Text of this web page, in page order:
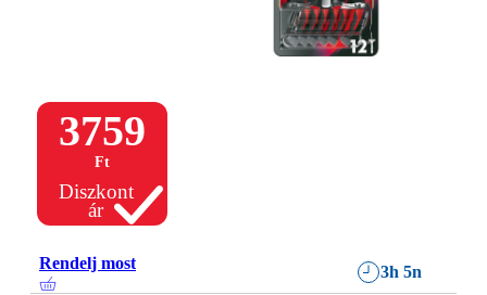
3759
Ft
Diszkont
ár
Rendelj most 3h 5n